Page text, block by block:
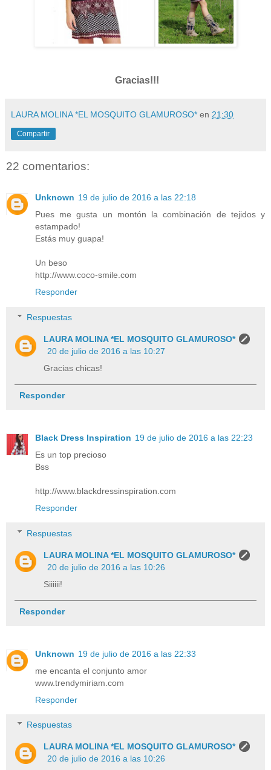
Gracias!!!
LAURA MOLINA *EL MOSQUITO GLAMUROSO* en 21:30
Compartir
22 comentarios:
Unknown 19 de julio de 2016 a las 22:18
Pues me gusta un montón la combinación de tejidos y
estampado!
Estás muy guapa!
Un beso
http://www.coco-smile.com
Responder
Respuestas
LAURA MOLINA *EL MOSQUITO GLAMUROSO*
20 de julio de 2016 a las 10:27
Gracias chicas!
Responder
Black Dress Inspiration 19 de julio de 2016 a las 22:23
Es un top precioso
Bss
http://www.blackdressinspiration.com
Responder
Respuestas
LAURA MOLINA *EL MOSQUITO GLAMUROSO*
20 de julio de 2016 a las 10:26
Siiiiii!
Responder
Unknown 19 de julio de 2016 a las 22:33
me encanta el conjunto amor
www.trendymiriam.com
Responder
Respuestas
LAURA MOLINA *EL MOSQUITO GLAMUROSO*
20 de julio de 2016 a las 10:26